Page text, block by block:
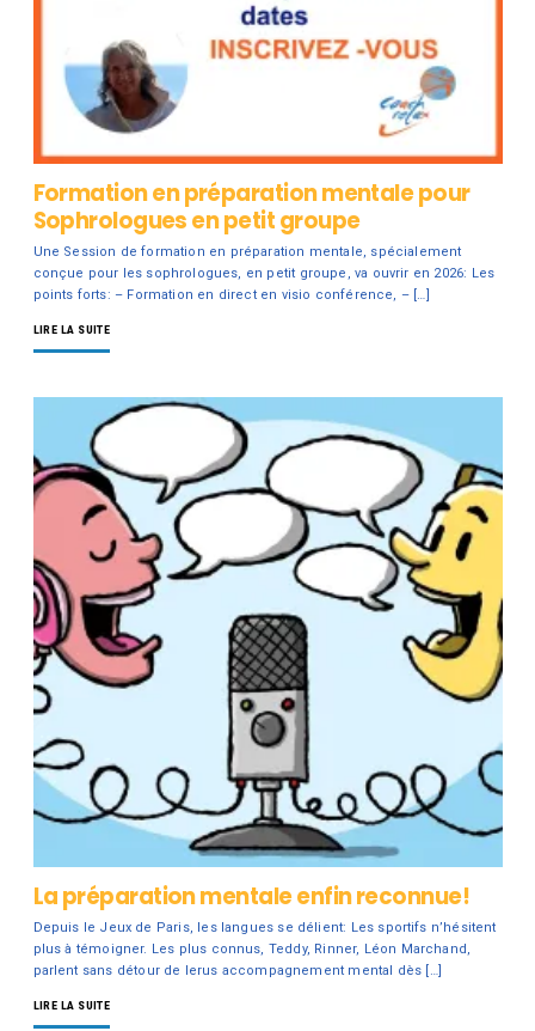
Formation en préparation mentale pour
Sophrologues en petit groupe
Une Session de formation en préparation mentale, spécialement
conçue pour les sophrologues, en petit groupe, va ouvrir en 2026: Les
points forts: – Formation en direct en visio conférence, – […]
LIRE LA SUITE
La préparation mentale enfin reconnue!
Depuis le Jeux de Paris, les langues se délient: Les sportifs n’hésitent
plus à témoigner. Les plus connus, Teddy, Rinner, Léon Marchand,
parlent sans détour de lerus accompagnement mental dès […]
LIRE LA SUITE